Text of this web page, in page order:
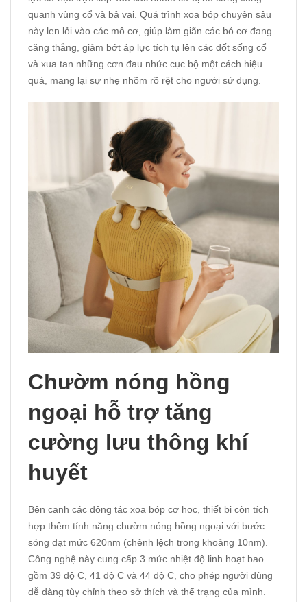
quanh vùng cổ và bả vai. Quá trình xoa bóp chuyên sâu
này len lỏi vào các mô cơ, giúp làm giãn các bó cơ đang
căng thẳng, giảm bớt áp lực tích tụ lên các đốt sống cổ
và xua tan những cơn đau nhức cục bộ một cách hiệu
quả, mang lại sự nhẹ nhõm rõ rệt cho người sử dụng.
Chườm nóng hồng
ngoại hỗ trợ tăng
cường lưu thông khí
huyết
Bên cạnh các động tác xoa bóp cơ học, thiết bị còn tích
hợp thêm tính năng chườm nóng hồng ngoại với bước
sóng đạt mức 620nm (chênh lệch trong khoảng 10nm).
Công nghệ này cung cấp 3 mức nhiệt độ linh hoạt bao
gồm 39 độ C, 41 độ C và 44 độ C, cho phép người dùng
dễ dàng tùy chỉnh theo sở thích và thể trạng của mình.